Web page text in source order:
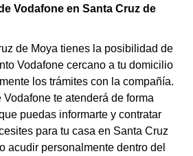
Vodafone en Santa Cruz de
de Moya tienes la posibilidad de
Vodafone cercano a tu domicilio
los trámites con la compañía.
te atenderá de forma
puedas informarte y contratar
para tu casa en Santa Cruz
acudir personalmente dentro del